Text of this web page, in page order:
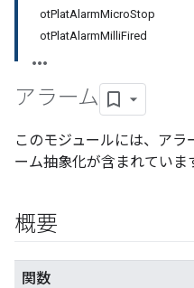
otPlatAlarmMicroStop
otPlatAlarmMilliFired
アラーム
このモジュールには、ア
ーム抽象化が含まれていま
概要
関数